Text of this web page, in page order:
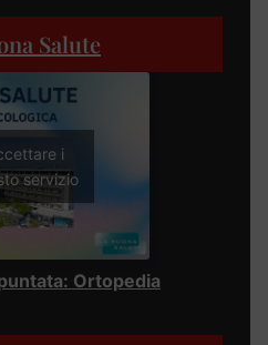
Salute
i
servizio
Ortopedia